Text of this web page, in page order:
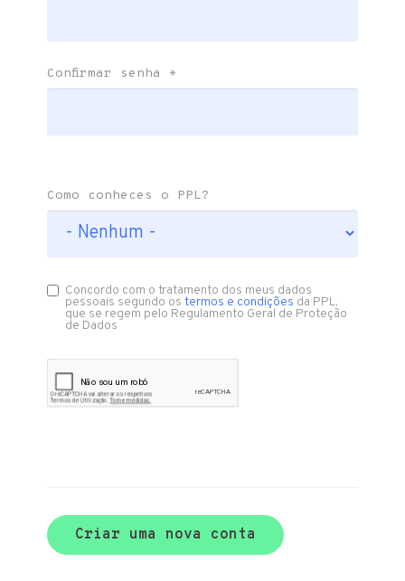
Confirmar senha *
Como conheces o PPL?
Concordo com o tratamento dos meus dados
pessoais segundo ostermos e condições da PPL,
que se regem pelo Regulamento Geral de Proteção
de Dados
Criar uma nova conta